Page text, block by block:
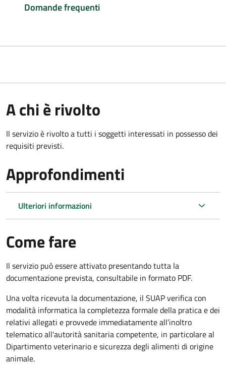
Domande frequenti
A chi è rivolto
Il servizio è rivolto a tutti i soggetti interessati in possesso dei
requisiti previsti.
Approfondimenti
Ulteriori informazioni
Come fare
Il servizio può essere attivato presentando tutta la
documentazione prevista, consultabile in formato PDF.
Una volta ricevuta la documentazione, il SUAP verifica con
modalità informatica la completezza formale della pratica e dei
relativi allegati e provvede immediatamente all’inoltro
telematico all'autorità sanitaria competente, in particolare al
Dipartimento veterinario e sicurezza degli alimenti di origine
animale.